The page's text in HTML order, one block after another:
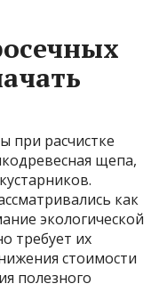
при расчистке
щепа,
как
экологической
требует их
стоимости
полезного